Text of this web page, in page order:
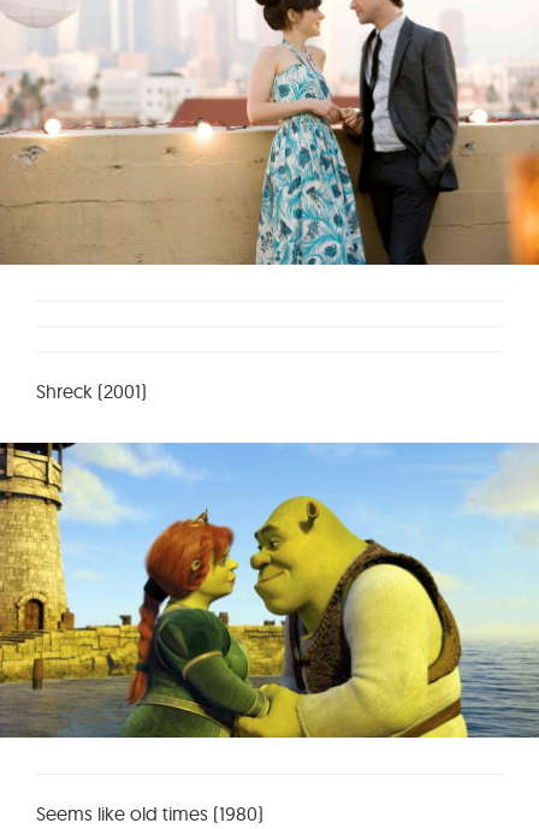
Shreck (2001)
Seems like old times (1980)